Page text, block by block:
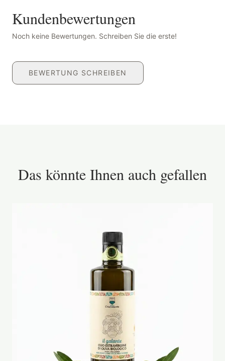
Kundenbewertungen
Noch keine Bewertungen. Schreiben Sie die erste!
BEWERTUNG SCHREIBEN
Das könnte Ihnen auch gefallen